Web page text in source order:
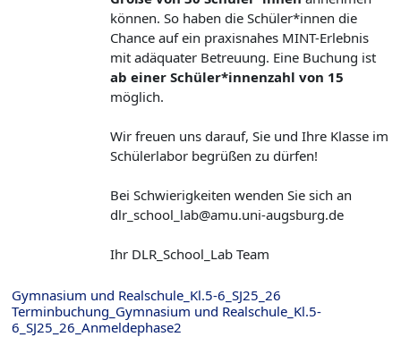
können. So haben die Schüler*innen die
Chance auf ein praxisnahes MINT-Erlebnis
mit adäquater Betreuung. Eine Buchung ist
ab einer Schüler*innenzahl von 15
möglich.
Wir freuen uns darauf, Sie und Ihre Klasse im
Schülerlabor begrüßen zu dürfen!
Bei Schwierigkeiten wenden Sie sich an
dlr_school_lab@amu.uni-augsburg.de
Ihr DLR_School_Lab Team
Gymnasium und Realschule_Kl.5-6_SJ25_26
Terminbuchung_Gymnasium und Realschule_Kl.5-
6_SJ25_26_Anmeldephase2